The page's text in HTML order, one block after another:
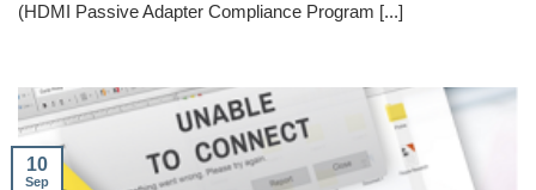
(HDMI Passive Adapter Compliance Program [...]
10
Sep